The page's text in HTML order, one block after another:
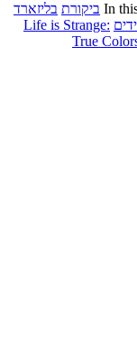
In ביקורת בליזארד
Life is Strange:
True